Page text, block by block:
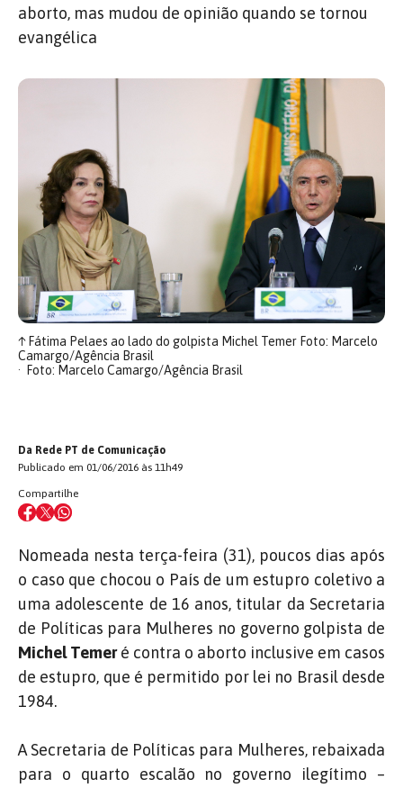
aborto, mas mudou de opinião quando se tornou
evangélica
↑Fátima Pelaes ao lado do golpista Michel Temer Foto: Marcelo
Camargo/Agência Brasil
Foto: Marcelo Camargo/Agência Brasil
Da Rede PT de Comunicação
Publicado em 01/06/2016 às 11h49
Compartilhe
Nomeada nesta terça-feira (31), poucos dias após
o caso que chocou o País de um estupro coletivo a
uma adolescente de 16 anos, titular da Secretaria
de Políticas para Mulheres no governo golpista de
Michel Temeré contra o aborto inclusive em casos
de estupro, que é permitido por lei no Brasil desde
1984.
A Secretaria de Políticas para Mulheres, rebaixada
para o quarto escalão no governo ilegítimo –